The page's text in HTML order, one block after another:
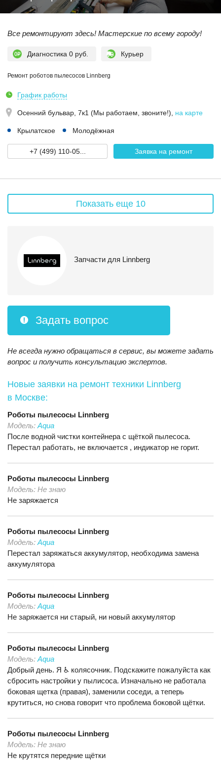
Все ремонтируют здесь! Мастерские по всему городу!
Диагностика 0 руб. Курьер
Ремонт роботов пылесосов Linnberg
График работы
Осенний бульвар, 7к1 (Мы работаем, звоните!) на карте
Крылатское Молодёжная
+7 (499) 110-05... Заявка на ремонт
Показать еще 10
Запчасти для Linnberg
Задать вопрос
Не всегда нужно обращаться в сервис, вы можете задать
вопрос и получить консультацию экспертов.
Новые заявки на ремонт техники Linnberg
в Москве:
Роботы пылесосы Linnberg
Модель: Aqua
После водной чистки контейнера с щёткой пылесоса.
Перестал работать, не включается , индикатор не горит.
Роботы пылесосы Linnberg
Модель: Не знаю
Не заряжается
Роботы пылесосы Linnberg
Модель: Aqua
Перестал заряжаться аккумулятор, необходима замена
аккумулятора
Роботы пылесосы Linnberg
Модель: Aqua
Не заряжается ни старый, ни новый аккумулятор
Роботы пылесосы Linnberg
Модель: Aqua
Добрый день. Я ♿️ колясочник. Подскажите пожалуйста как
сбросить настройки у пылисоса. Изначально не работала
боковая щетка (правая), заменили соседи, а теперь
крутиться, но снова говорит что проблема боковой щётки.
Роботы пылесосы Linnberg
Модель: Не знаю
Не крутятся передние щётки